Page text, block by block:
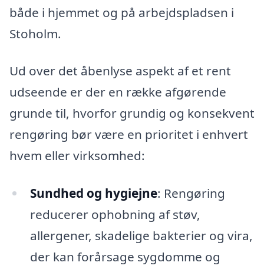
både i hjemmet og på arbejdspladsen i
Stoholm.
Ud over det åbenlyse aspekt af et rent
udseende er der en række afgørende
grunde til, hvorfor grundig og konsekvent
rengøring bør være en prioritet i enhvert
hvem eller virksomhed:
Sundhed og hygiejne: Rengøring
reducerer ophobning af støv,
allergener, skadelige bakterier og vira,
der kan forårsage sygdomme og